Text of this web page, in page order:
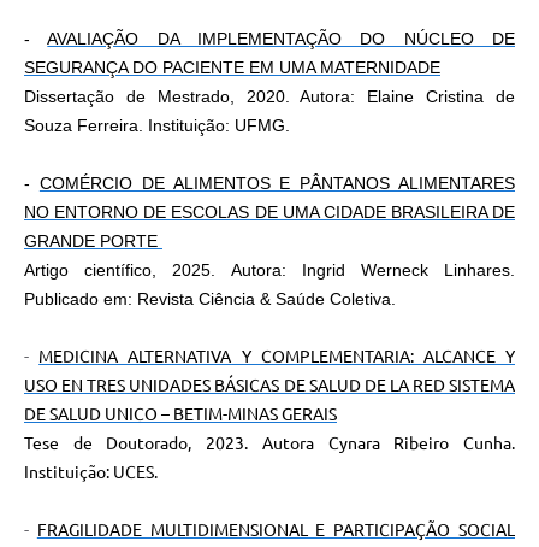
-AVALIAÇÃO DA IMPLEMENTAÇÃO DO NÚCLEO DE
SEGURANÇA DO PACIENTE EM UMA MATERNIDADE
Dissertação de Mestrado, 2020. Autora: Elaine Cristina de
Souza Ferreira. Instituição: UFMG.
- COMÉRCIO DE ALIMENTOS E PÂNTANOS ALIMENTARES
NO ENTORNO DE ESCOLAS DE UMA CIDADE BRASILEIRA DE
GRANDE PORTE
Artigo científico, 2025. Autora: Ingrid Werneck Linhares.
Publicado em: Revista Ciência & Saúde Coletiva.
- MEDICINA ALTERNATIVA Y COMPLEMENTARIA: ALCANCE Y
USO EN TRES UNIDADES BÁSICAS DE SALUD DE LA RED SISTEMA
DE SALUD UNICO – BETIM-MINAS GERAIS
Tese de Doutorado, 2023. Autora Cynara Ribeiro Cunha.
Instituição: UCES.
- FRAGILIDADE MULTIDIMENSIONAL E PARTICIPAÇÃO SOCIAL